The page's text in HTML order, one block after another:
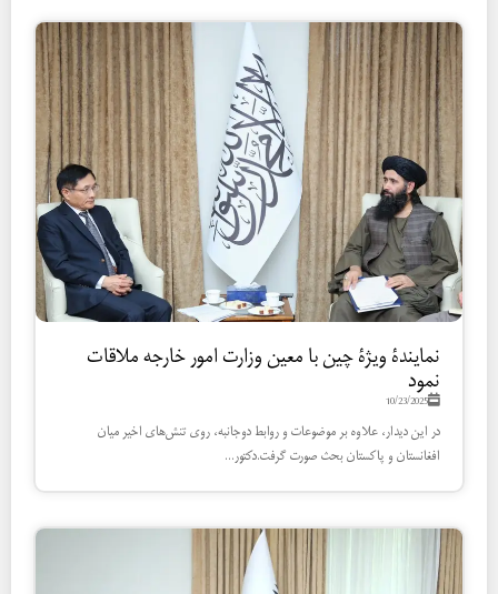
نمایندۀ ویژۀ چین با معین وزارت امور خارجه ملاقات
نمود
10/23/2025
در این دیدار، علاوه بر موضوعات و روابط دوجانبه، روی تنش‌های اخیر میان
افغانستان و پاکستان بحث صورت گرفت.دکتور...